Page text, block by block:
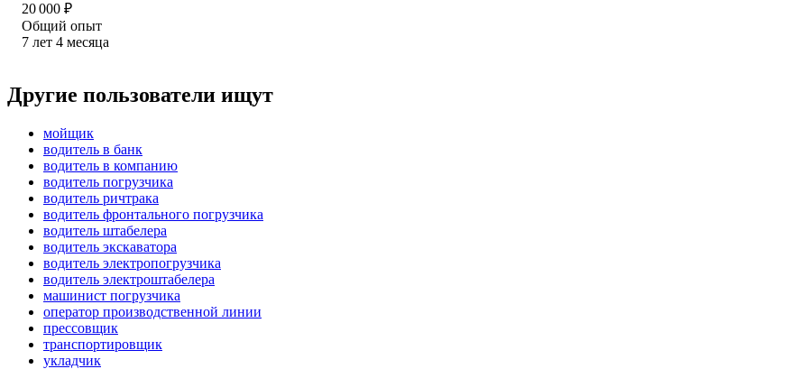
20 000 ₽
Общий опыт
7 лет 4 месяца
Другие пользователи ищут
мойщик
водитель в банк
водитель в компанию
водитель погрузчика
водитель ричтрака
водитель фронтального погрузчика
водитель штабелера
водитель экскаватора
водитель электропогрузчика
водитель электроштабелера
машинист погрузчика
оператор производственной линии
прессовщик
транспортировщик
укладчик